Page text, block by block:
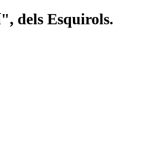
dels Esquirols.